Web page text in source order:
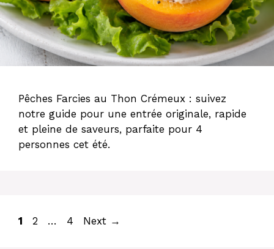
Pêches Farcies au Thon Crémeux : suivez
notre guide pour une entrée originale, rapide
et pleine de saveurs, parfaite pour 4
personnes cet été.
Page
1 Page
2 … Page
4 Next →